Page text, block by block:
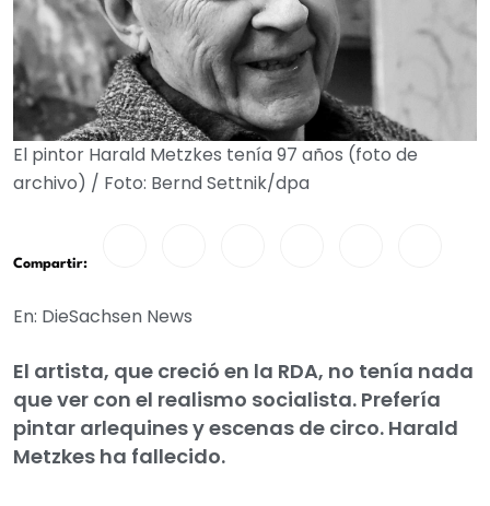
El pintor Harald Metzkes tenía 97 años (foto de
archivo) / Foto: Bernd Settnik/dpa
Compartir:
En: DieSachsen News
El artista, que creció en la RDA, no tenía nada
que ver con el realismo socialista. Prefería
pintar arlequines y escenas de circo. Harald
Metzkes ha fallecido.